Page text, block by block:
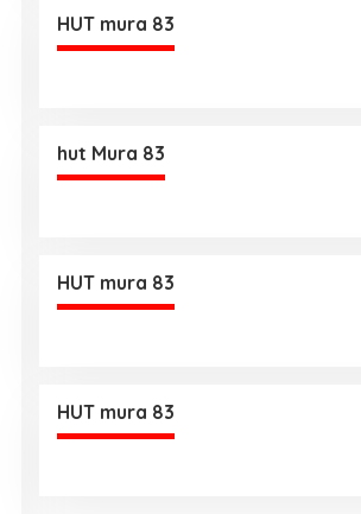
HUT mura 83
hut Mura 83
HUT mura 83
HUT mura 83